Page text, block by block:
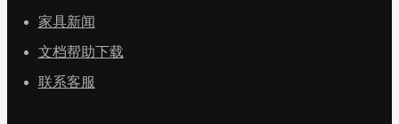
家具新闻
文档帮助下载
联系客服